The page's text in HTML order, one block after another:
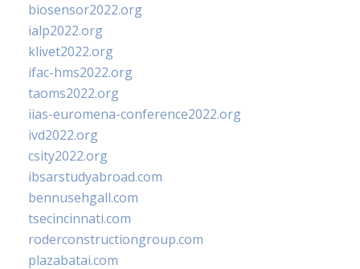
biosensor2022.org
ialp2022.org
klivet2022.org
ifac-hms2022.org
taoms2022.org
iias-euromena-conference2022.org
ivd2022.org
csity2022.org
ibsarstudyabroad.com
bennusehgall.com
tsecincinnati.com
roderconstructiongroup.com
plazabatai.com